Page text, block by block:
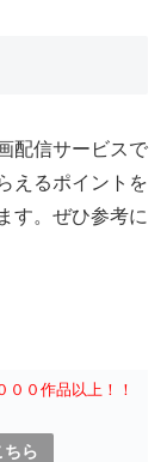
配信サービスで
えるポイントを
す。ぜひ参考に
００作品以上！！
ちら